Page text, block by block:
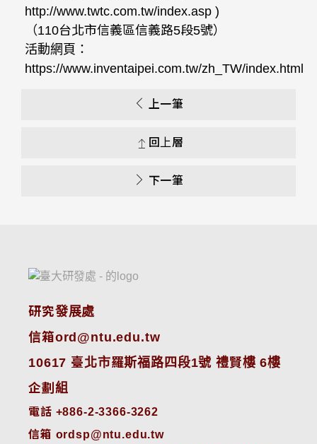
http://www.twtc.com.tw/index.asp )
（110台北市信義區信義路5段5號）
活動網頁：
https://www.inventaipei.com.tw/zh_TW/index.html
上一筆
回上層
下一筆
研究發展處
信箱ord@ntu.edu.tw
10617 臺北市羅斯福路四段1號 禮賢樓 6樓
企劃組
電話 +886-2-3366-3262
信箱 ordsp@ntu.edu.tw